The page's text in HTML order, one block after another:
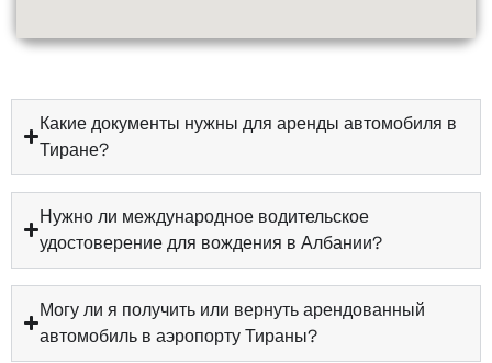
Какие документы нужны для аренды автомобиля в
Тиране?
Нужно ли международное водительское
удостоверение для вождения в Албании?
Могу ли я получить или вернуть арендованный
автомобиль в аэропорту Тираны?